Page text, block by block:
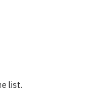
list.